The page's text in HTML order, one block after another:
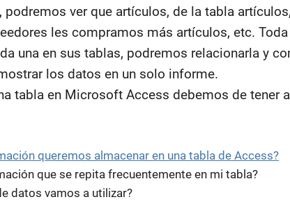
podremos ver que artículos, de la tabla
les compramos más artículos, etc.
una en sus tablas, podremos relacionarla y
los datos en un solo informe.
tabla en Microsoft Access debemos de tener
queremos almacenar en una tabla de Access?
que se repita frecuentemente en mi tabla?
datos vamos a utilizar?